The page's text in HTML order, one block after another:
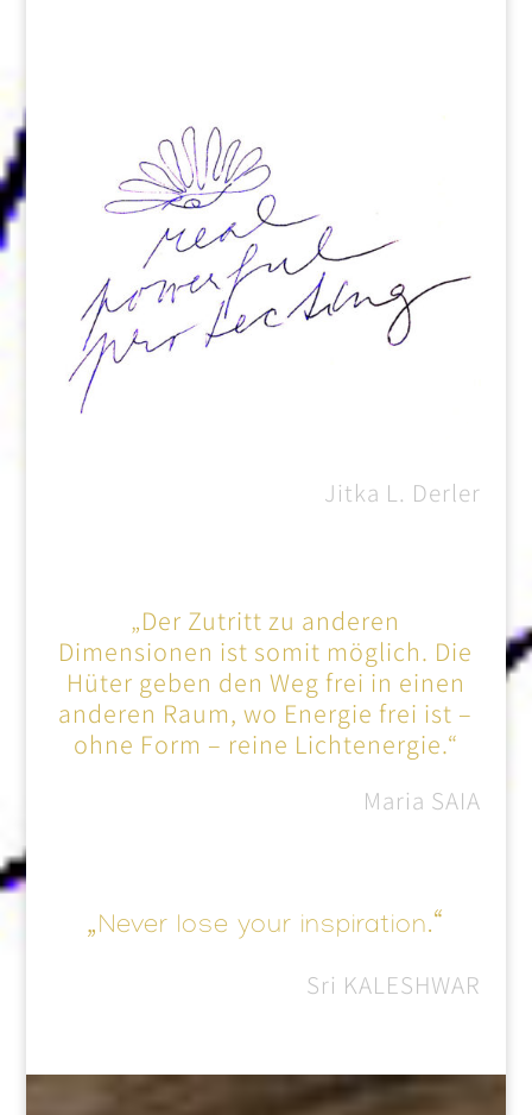
Jitka L. Derler
„Der Zutritt zu anderen
Dimensionen ist somit möglich. Die
Hüter geben den Weg frei in einen
anderen Raum, wo Energie frei ist –
ohne Form – reine Lichtenergie.“
Maria SAIA
„Never lose your inspiration.“
Sri KALESHWAR